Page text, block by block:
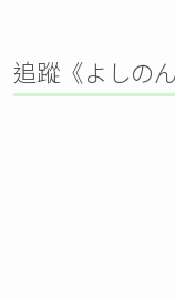
追蹤《よしの